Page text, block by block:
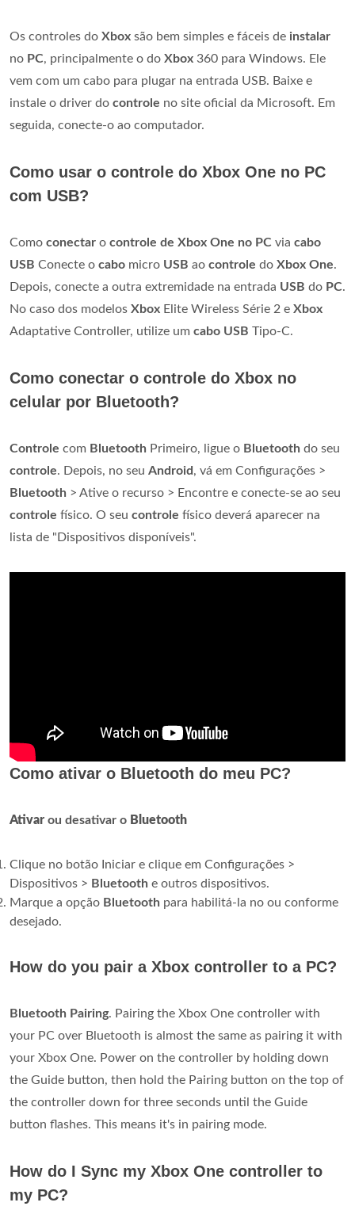
Os controles do Xbox são bem simples e fáceis de instalar
no PC, principalmente o do Xbox 360 para Windows. Ele
vem com um cabo para plugar na entrada USB. Baixe e
instale o driver do controle no site oficial da Microsoft. Em
seguida, conecte-o ao computador.
Como usar o controle do Xbox One no PC
com USB?
Como conectar o controle de Xbox One no PC via cabo
USB Conecte o cabo micro USB ao controle do Xbox One.
Depois, conecte a outra extremidade na entrada USB do PC.
No caso dos modelos Xbox Elite Wireless Série 2 e Xbox
Adaptative Controller, utilize um cabo USB Tipo-C.
Como conectar o controle do Xbox no
celular por Bluetooth?
Controle com Bluetooth Primeiro, ligue o Bluetooth do seu
controle. Depois, no seu Android, vá em Configurações >
Bluetooth > Ative o recurso > Encontre e conecte-se ao seu
controle físico. O seu controle físico deverá aparecer na
lista de "Dispositivos disponíveis".
Como ativar o Bluetooth do meu PC?
Ativar ou desativar o Bluetooth
Clique no botão Iniciar e clique em Configurações >
Dispositivos > Bluetooth e outros dispositivos.
Marque a opção Bluetooth para habilitá-la no ou conforme
desejado.
How do you pair a Xbox controller to a PC?
Bluetooth Pairing. Pairing the Xbox One controller with
your PC over Bluetooth is almost the same as pairing it with
your Xbox One. Power on the controller by holding down
the Guide button, then hold the Pairing button on the top of
the controller down for three seconds until the Guide
button flashes. This means it's in pairing mode.
How do I Sync my Xbox One controller to
my PC?